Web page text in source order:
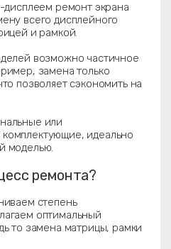
ремонт экрана
всего дисплейного
и рамкой.
возможно частичное
замена только
позволяет сэкономить на
или
идеально
моделью.
ремонта?
степень
оптимальный
то замена матрицы, рамки